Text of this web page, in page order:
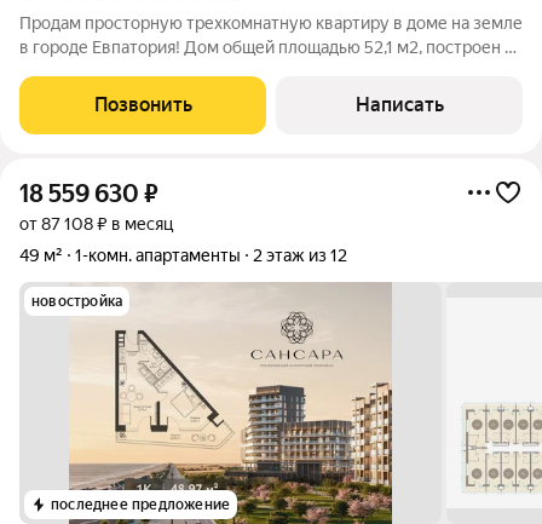
Продам просторную трехкомнатную квартиру в доме на земле
в городе Евпатория! Дом общей площадью 52,1 м2, построен из
метра , со всеми удобствами , санузел в доме,
совмещенный,после ремонта. Кухня
Позвонить Написать
18 559 630 ₽
от 87 108 ₽ в месяц
49 м²
1-комн. апартаменты 2 этаж из 12
новостройка
последнее предложение